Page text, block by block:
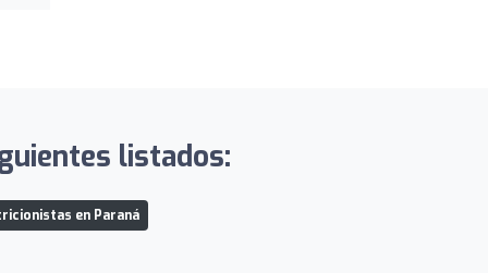
listados:
en Paraná